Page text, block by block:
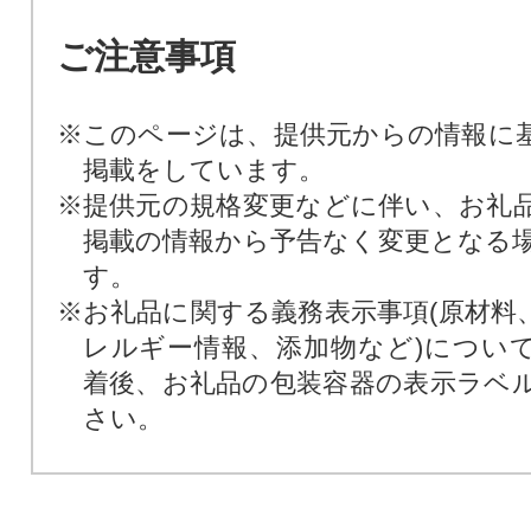
ご注意事項
※このページは、提供元からの情報に
掲載をしています。
※提供元の規格変更などに伴い、お礼
掲載の情報から予告なく変更となる
す。
※お礼品に関する義務表示事項(原材料
レルギー情報、添加物など)につい
着後、お礼品の包装容器の表示ラベ
さい。